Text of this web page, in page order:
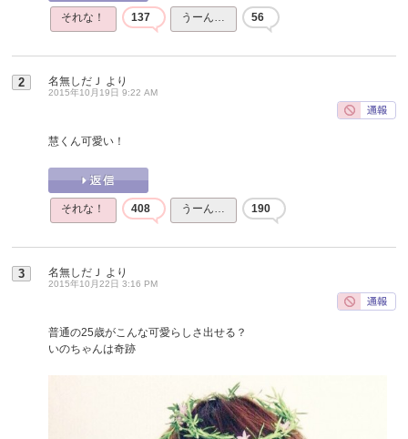
それな！ 137 うーん… 56
2 名無しだＪ より
2015年10月19日 9:22 AM
慧くん可愛い！
それな！ 408 うーん… 190
3 名無しだＪ より
2015年10月22日 3:16 PM
普通の25歳がこんな可愛らしさ出せる？
いのちゃんは奇跡